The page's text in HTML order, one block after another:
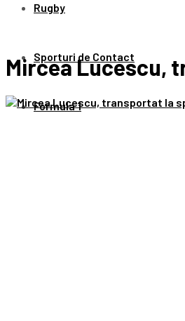
Rugby
Sporturi de Contact
Formula 1
Mircea Lucescu,